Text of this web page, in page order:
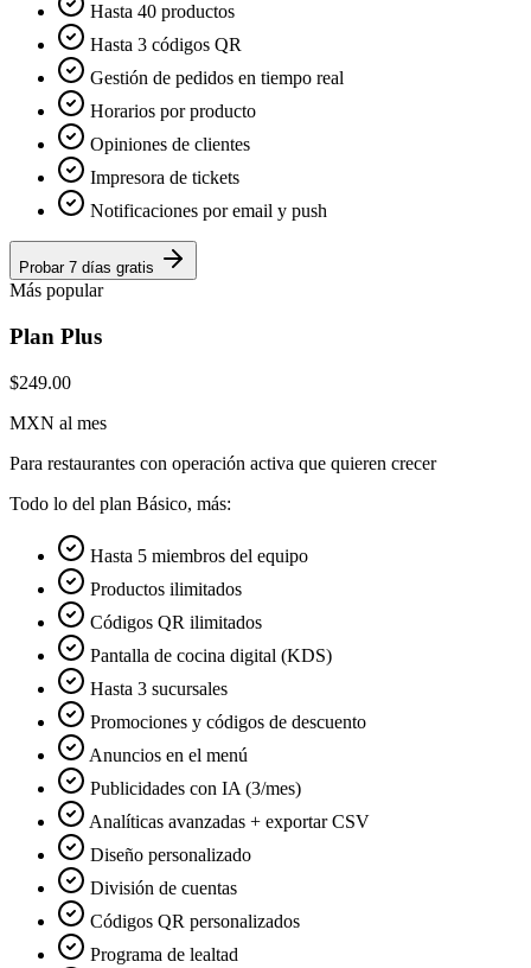
Hasta 40 productos
Hasta 3 códigos QR
Gestión de pedidos en tiempo real
Horarios por producto
Opiniones de clientes
Impresora de tickets
Notificaciones por email y push
Probar 7 días gratis
Más popular
Plan Plus
$249.00
MXN al mes
Para restaurantes con operación activa que quieren crecer
Todo lo del plan Básico, más:
Hasta 5 miembros del equipo
Productos ilimitados
Códigos QR ilimitados
Pantalla de cocina digital (KDS)
Hasta 3 sucursales
Promociones y códigos de descuento
Anuncios en el menú
Publicidades con IA (3/mes)
Analíticas avanzadas + exportar CSV
Diseño personalizado
División de cuentas
Códigos QR personalizados
Programa de lealtad